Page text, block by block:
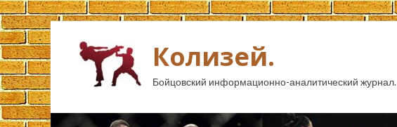
Колизей.
Бойцовский информационно-аналитический журнал.